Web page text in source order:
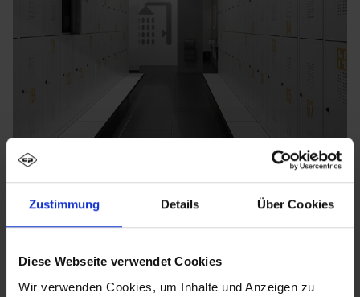
Zustimmung Details Über Cookies
Diese Webseite verwendet Cookies
Wir verwenden Cookies, um Inhalte und Anzeigen zu